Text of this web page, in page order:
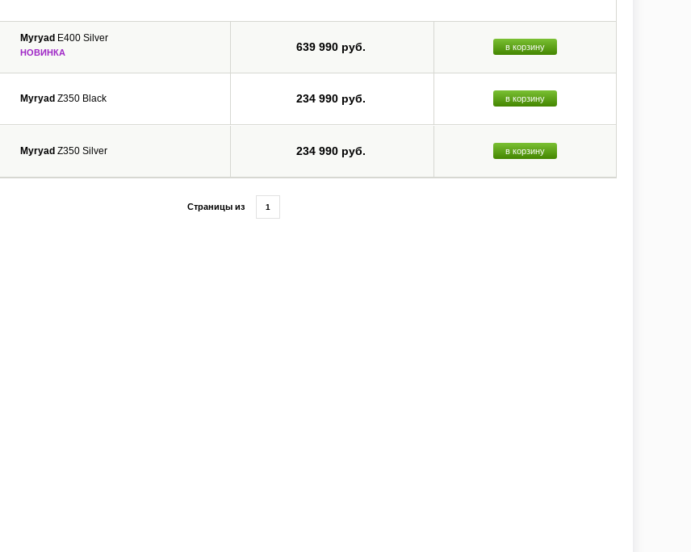
Myryad E400 Silver
НОВИНКА 639 990 руб. в корзину
Myryad Z350 Black 234 990 руб. в корзину
Myryad Z350 Silver 234 990 руб. в корзину
Страницы из 1